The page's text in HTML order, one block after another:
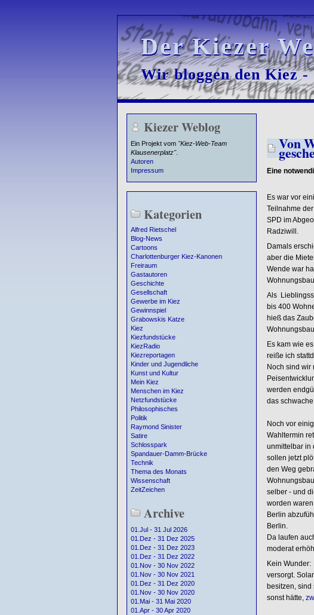
Der Kiezer
Der Kiezer
Wir bloggen den Kiez
Wir bloggen den Kiez
Kiezer Weblog
Ein Projekt vom "Kiez-Web-Team
Klausenerplatz".
Autoren
Impressum
Kategorien
Alfred Rietschel
Blog-News
Cartoons
Charlottenburger Kiez-Kanonen
Freiraum
Gastautoren
Geschichte
Gesellschaft
Gewerbe im Kiez
Gewinnspiel
Grabowskis Katze
Kiez
Kiezfundstücke
KiezRadio
Kiezreportagen
Kinder und Jugendliche
Kunst und Kultur
Mein Kiez
Menschen im Kiez
Netzfundstücke
Philosophisches
Politik
Raymond Sinister
Satire
Schlosspark
Spandauer-Damm-Brücke
Technik
Thema des Monats
Wissenschaft
ZeitZeichen
Archive
01.Jul - 31 Jul 2026
01.Dez - 31 Dez 2025
01.Dez - 31 Dez 2023
01.Dez - 31 Dez 2022
01.Nov - 30 Nov 2022
01.Nov - 30 Nov 2021
01.Dez - 31 Dez 2020
01.Nov - 30 Nov 2020
01.Mai - 31 Mai 2020
01.Apr - 30 Apr 2020
Von
Eine
Es war vor
Teilnahme
SPD im
Radziwill.
Damals
aber die
Wende war
Als
bis 400
hieß das
Es kam wie
reiße ich
Noch sind wir
werden
das
Noch vor
Wahltermin
unmittelbar in
sollen jetzt
den Weg
selber - und
worden
Berlin
Berlin.
Da laufen
moderat
Kein Wunder:
versorgt.
besitzen, sind
sonst hätte,